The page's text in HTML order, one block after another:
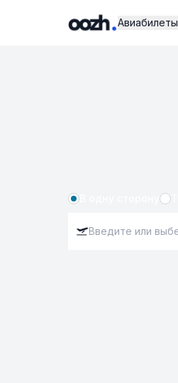
Авиабилеты